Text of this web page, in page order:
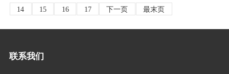
14 15 16 17 下一页 最末页
联系我们